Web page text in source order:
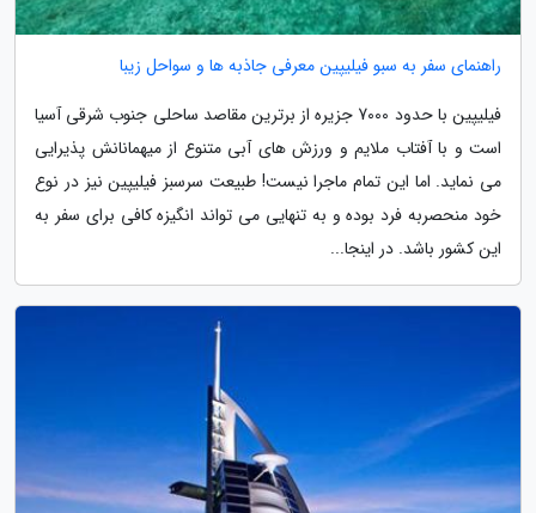
راهنمای سفر به سبو فیلیپین معرفی جاذبه ها و سواحل زیبا
فیلیپین با حدود 7000 جزیره از برترین مقاصد ساحلی جنوب شرقی آسیا
است و با آفتاب ملایم و ورزش های آبی متنوع از میهمانانش پذیرایی
می نماید. اما این تمام ماجرا نیست! طبیعت سرسبز فیلیپین نیز در نوع
خود منحصربه فرد بوده و به تنهایی می تواند انگیزه کافی برای سفر به
این کشور باشد. در اینجا...